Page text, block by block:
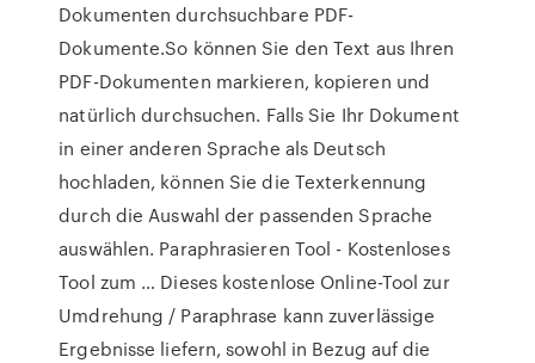
Dokumenten durchsuchbare PDF-
Dokumente.So können Sie den Text aus Ihren
PDF-Dokumenten markieren, kopieren und
natürlich durchsuchen. Falls Sie Ihr Dokument
in einer anderen Sprache als Deutsch
hochladen, können Sie die Texterkennung
durch die Auswahl der passenden Sprache
auswählen. Paraphrasieren Tool - Kostenloses
Tool zum … Dieses kostenlose Online-Tool zur
Umdrehung / Paraphrase kann zuverlässige
Ergebnisse liefern, sowohl in Bezug auf die